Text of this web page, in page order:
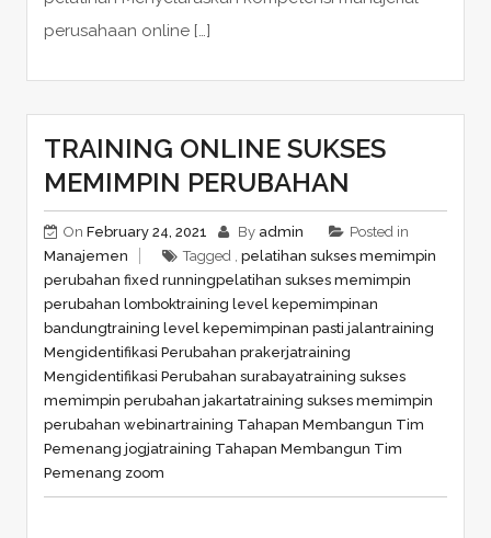
perusahaan online […]
TRAINING ONLINE SUKSES
MEMIMPIN PERUBAHAN
On February 24, 2021 By admin
Posted in
Manajemen
Tagged , pelatihan sukses memimpin
perubahan fixed runningpelatihan sukses memimpin
perubahan lomboktraining level kepemimpinan
bandungtraining level kepemimpinan pasti jalantraining
Mengidentifikasi Perubahan prakerjatraining
Mengidentifikasi Perubahan surabayatraining sukses
memimpin perubahan jakartatraining sukses memimpin
perubahan webinartraining Tahapan Membangun Tim
Pemenang jogjatraining Tahapan Membangun Tim
Pemenang zoom